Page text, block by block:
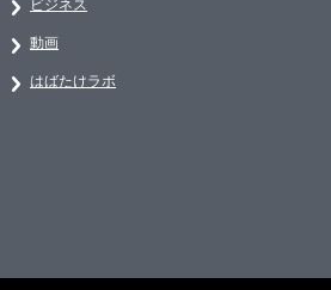
ビジネス
動画
はばたけラボ